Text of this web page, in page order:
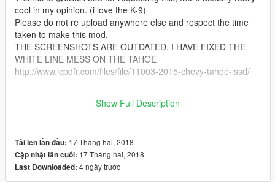
cool in my opinion. (i love the K-9)
Please do not re upload anywhere else and respect the time
taken to make this mod.
THE SCREENSHOTS ARE OUTDATED, I HAVE FIXED THE
WHITE LINE MESS ON THE TAHOE
http://www.lcpdfr.com/files/file/11003-2015-chevy-tahoe-lssd/
be sure to leave a like and review!
Show Full Description
Tải lên lần đầu: 17 Tháng hai, 2018
Cập nhật lần cuối: 17 Tháng hai, 2018
Last Downloaded: 4 ngày trước